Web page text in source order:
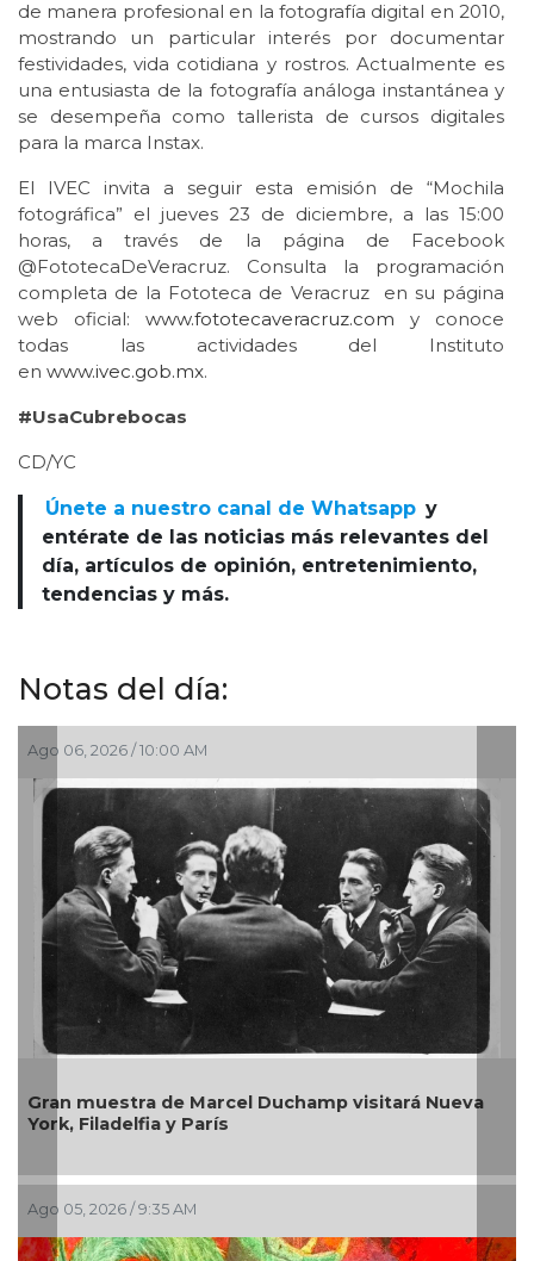
de manera profesional en la fotografía digital en 2010,
mostrando un particular interés por documentar
festividades, vida cotidiana y rostros. Actualmente es
una entusiasta de la fotografía análoga instantánea y
se desempeña como tallerista de cursos digitales
para la marca Instax.
El IVEC invita a seguir esta emisión de “Mochila
fotográfica” el jueves 23 de diciembre, a las 15:00
horas, a través de la página de Facebook
@FototecaDeVeracruz. Consulta la programación
completa de la Fototeca de Veracruz en su página
web oficial: www.fototecaveracruz.com y conoce
todas las actividades del Instituto
en www.ivec.gob.mx.
#UsaCubrebocas
CD/YC
Únete a nuestro canal de Whatsapp y
entérate de las noticias más relevantes del
día, artículos de opinión, entretenimiento,
tendencias y más.
Notas del día:
Ago 06, 2026 / 10:00 AM
Gran muestra de Marcel Duchamp visitará Nueva
York, Filadelfia y París
Ago 05, 2026 / 9:35 AM